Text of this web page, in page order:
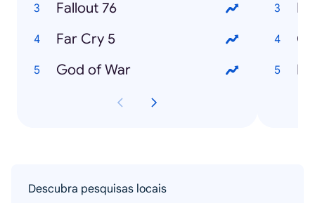
Fallout 76
Far Cry 5
God of War
Descubra pesquisas locais